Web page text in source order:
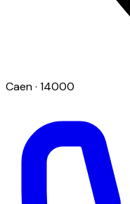
Caen· 14000